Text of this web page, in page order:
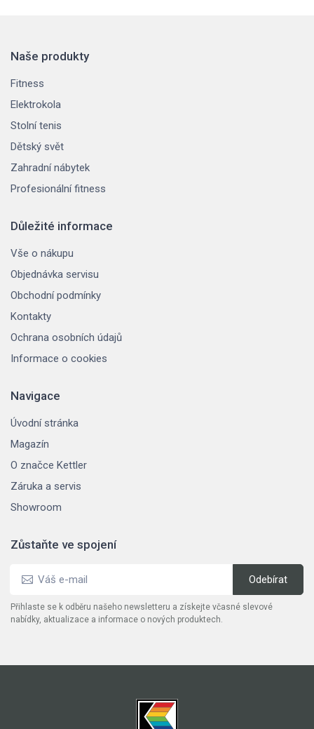
Naše produkty
Fitness
Elektrokola
Stolní tenis
Dětský svět
Zahradní nábytek
Profesionální fitness
Důležité informace
Vše o nákupu
Objednávka servisu
Obchodní podmínky
Kontakty
Ochrana osobních údajů
Informace o cookies
Navigace
Úvodní stránka
Magazín
O značce Kettler
Záruka a servis
Showroom
Zůstaňte ve spojení
Přihlaste se k odběru našeho newsletteru a získejte včasné slevové
nabídky, aktualizace a informace o nových produktech.